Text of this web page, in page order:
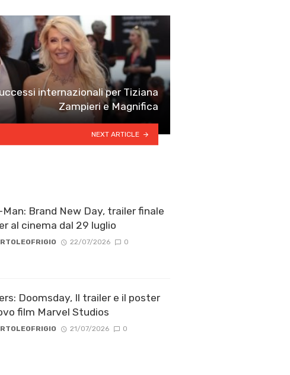
internazionali per Tiziana
Zampieri e Magnifica
NEXT ARTICLE
Man: Brand New Day, trailer finale
al cinema dal 29 luglio
22/07/2026 0
Doomsday, Il trailer e il poster
film Marvel Studios
21/07/2026 0